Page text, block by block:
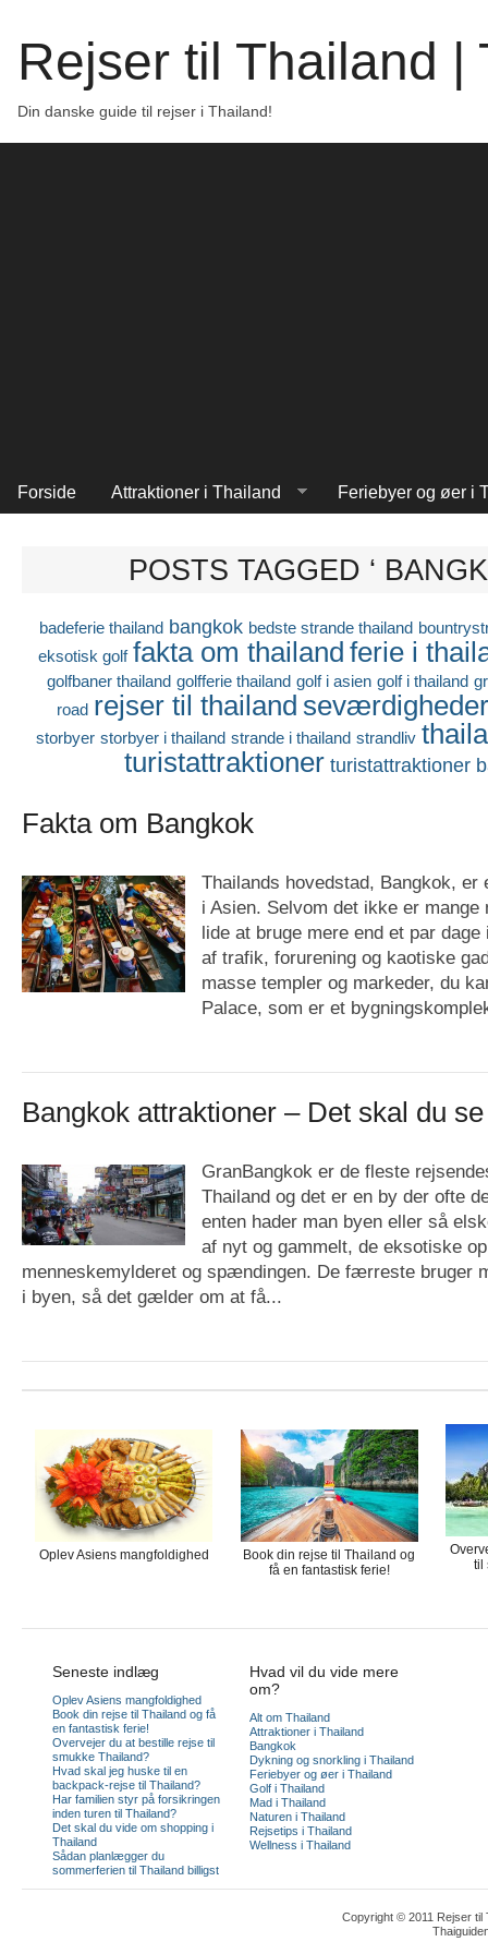
Rejser til Thailand |
Din danske guide til rejser i Thailand!
Forside Attraktioner i Thailand Feriebyer og øer i
POSTS TAGGED ‘
badeferie thailand bangkok bedste strande thailand
eksotisk golf fakta om thailand ferie i
golfbaner thailand golfferie thailand golf i asien golf i thailand
road rejser til thailand
storbyer storbyer i thailand strande i thailand strandliv
turistattraktioner turistattraktioner
Fakta om Bangkok
Thailands hovedstad, Bangkok, er
i Asien. Selvom det ikke er mange
lide at bruge mere end et par
af trafik, forurening og kaotiske
masse templer og markeder, du
Palace, som er et
Bangkok attraktioner – Det skal du
GranBangkok er de fleste
Thailand og det er en by der ofte
enten hader man byen eller så
af nyt og gammelt, de eksotiske
menneskemylderet og spændingen. De færreste bruger
i byen, så det gælder om at få...
Oplev Asiens mangfoldighed
Book din rejse til Thailand og
få en fantastisk ferie!
til
Seneste indlæg
Oplev Asiens mangfoldighed
Book din rejse til Thailand og få
en fantastisk ferie!
Overvejer du at bestille rejse til
smukke Thailand?
Hvad skal jeg huske til en
backpack-rejse til Thailand?
Har familien styr på forsikringen
inden turen til Thailand?
Det skal du vide om shopping i
Thailand
Sådan planlægger du
sommerferien til Thailand billigst
Hvad vil du vide mere
om?
Alt om Thailand
Attraktioner i Thailand
Bangkok
Dykning og snorkling i Thailand
Feriebyer og øer i Thailand
Golf i Thailand
Mad i Thailand
Naturen i Thailand
Rejsetips i Thailand
Wellness i Thailand
Copyright © 2011 Rejser til